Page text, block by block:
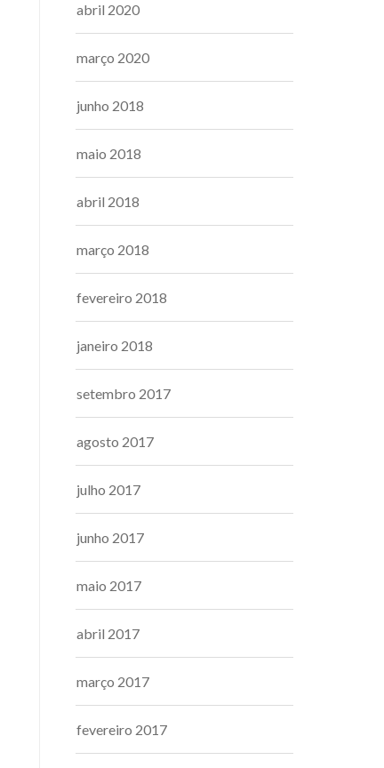
abril 2020
março 2020
junho 2018
maio 2018
abril 2018
março 2018
fevereiro 2018
janeiro 2018
setembro 2017
agosto 2017
julho 2017
junho 2017
maio 2017
abril 2017
março 2017
fevereiro 2017